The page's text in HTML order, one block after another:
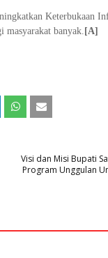
Keterbukaan
masyarakat banyak. [A]
Visi dan Misi Bupati
Program Unggulan